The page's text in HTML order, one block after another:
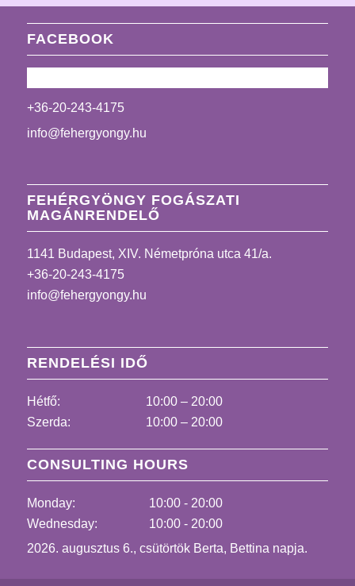
FACEBOOK
+36-20-243-4175
info@fehergyongy.hu
FEHÉRGYÖNGY FOGÁSZATI
MAGÁNRENDELŐ
1141 Budapest, XIV. Németpróna utca 41/a.
+36-20-243-4175
info@fehergyongy.hu
RENDELÉSI IDŐ
Hétfő:
10:00 – 20:00
Szerda:
10:00 – 20:00
CONSULTING HOURS
Monday:
10:00 - 20:00
Wednesday:
10:00 - 20:00
2026. augusztus 6., csütörtök Berta, Bettina napja.